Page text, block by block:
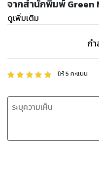
จากสำนักพิมพ์ Green
ดูเพิ่มเติม
ก
ให้5 คะแนน